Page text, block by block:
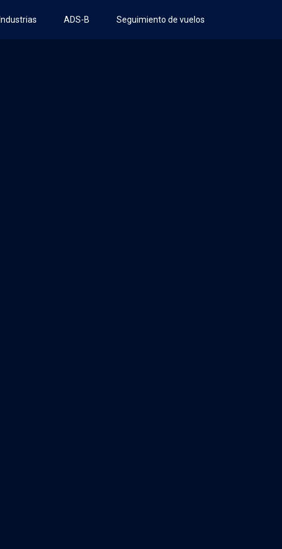
Industrias ADS-B Seguimiento de vuelos